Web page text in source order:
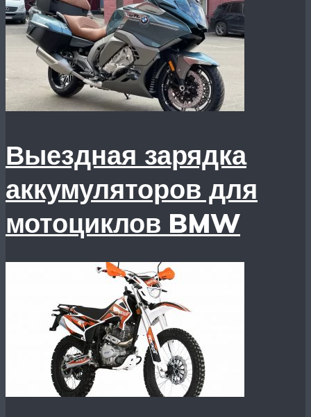
Выездная зарядка
аккумуляторов для
мотоциклов BMW